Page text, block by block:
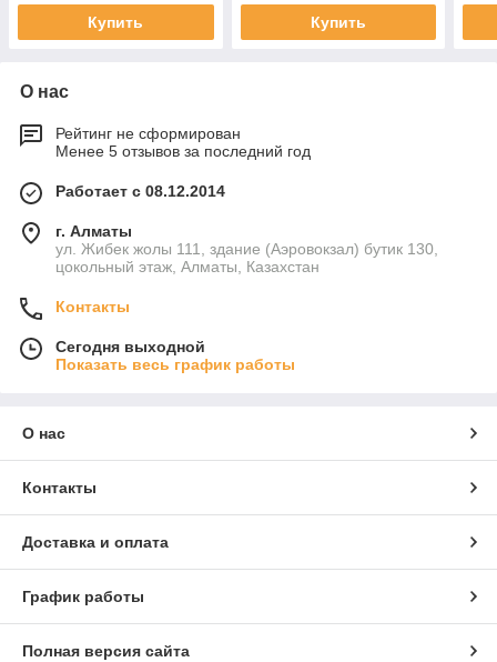
Купить Купить
О нас
Рейтинг не сформирован
Менее 5 отзывов за последний год
Работает с 08.12.2014
г. Алматы
ул. Жибек жолы 111, здание (Аэровокзал) бутик 130,
цокольный этаж, Алматы, Казахстан
Контакты
Сегодня выходной
Показать весь график работы
О нас
Контакты
Доставка и оплата
График работы
Полная версия сайта